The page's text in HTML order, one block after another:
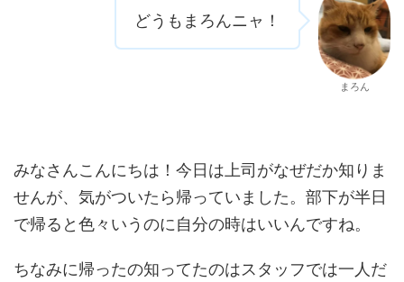
どうもまろんニャ！
まろん
みなさんこんにちは！今日は上司がなぜだか知りま
せんが、気がついたら帰っていました。部下が半日
で帰ると色々いうのに自分の時はいいんですね。
ちなみに帰ったの知ってたのはスタッフでは一人だ